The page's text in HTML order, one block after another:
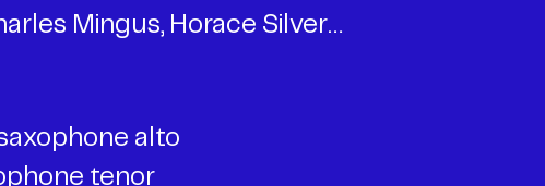
Mingus, Horace Silver…